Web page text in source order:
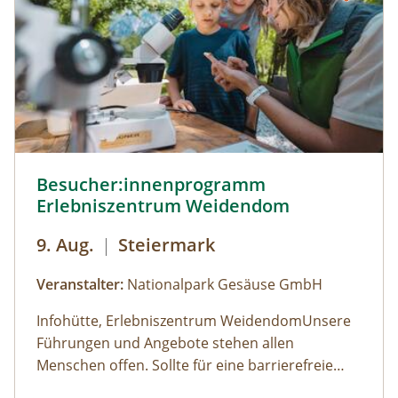
(Voranmeldung erforderlich). Am
Veranstaltungsort befindet sich ein
rollstuhlgerechtes WC. Kosten für
Forschungsprogramme (11:00, 14:00 und 16:00
Uhr): Erwachsene: € 7,00Kinder und Jugendliche
bis 15 Jahre: € 5,00Familienkarte (max. 4
Personen): € 12,00
Samstag, Sonntag, jeweils 10:00 bis 18:00 Uhr
Besucher:innenprogramm
Erlebniszentrum Weidendom
9. Aug. | Steiermark
Veranstalter: Nationalpark Gesäuse GmbH
Infohütte, Erlebniszentrum WeidendomUnsere
Führungen und Angebote stehen allen
Menschen offen. Sollte für eine barrierefreie